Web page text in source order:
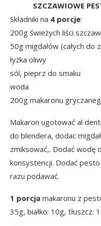
SZCZAWIOWE
Składniki na 4 porcje:
200g świeżych liści
50g migdałów (całych do
łyżka oliwy
sól, pieprz do smaku
woda
200g makaronu
Makaron ugotować al
do blendera, dodac
zmiksować,. Dodać wodę
konsystencji. Dodać
razu podawać.
1 porcja makaronu z
35g, białko: 10g, tłuszcz: